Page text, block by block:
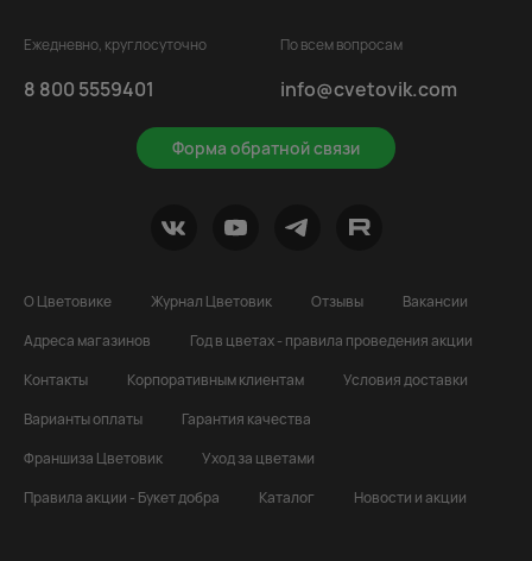
Ежедневно, круглосуточно
8 800 5559401
Форма обратной связи
По всем вопросам
info@cvetovik.com
О Цветовике Журнал Цветовик Отзывы
Вакансии
Адреса магазинов
Год в цветах - правила проведения акции
Контакты
Корпоративным клиентам
Условия доставки
Варианты оплаты
Гарантия качества
Франшиза Цветовик
Уход за цветами
Правила акции - Букет добра
Каталог Новости и акции